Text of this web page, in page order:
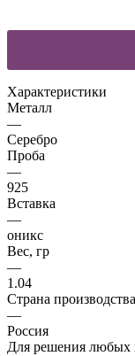
Характеристики
Металл
—
Серебро
Проба
—
925
Вставка
—
оникс
Вес, гр
—
1.04
Страна производства
—
Россия
Для решения любых